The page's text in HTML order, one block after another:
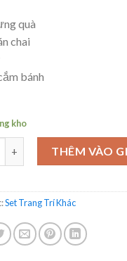
quà
chai
bánh
kho
giấy trang trí tiệc số
THÊM VÀO
Set Trang Trí Khác